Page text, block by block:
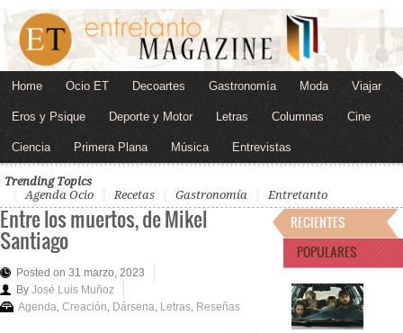
Home Ocio ET Decoartes Gastronomía Moda Viajar
Eros y Psique Deporte y Motor Letras Columnas Cine
Ciencia Primera Plana Música Entrevistas
Trending Topics
Agenda Ocio
Recetas Gastronomía Entretanto
Entre los muertos, de Mikel
Santiago
Posted on 31 marzo, 2023
By José Luis Muñoz
Agenda Creación Dársena Letras Reseñas
RECIENTES
POPULARES